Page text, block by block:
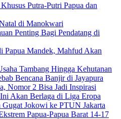
Putra-Putri Papua dan
di Manokwari
Penting Bagi Pendatang di
Papua Mandek, Mahfud Akan
Tambang Hingga Kehutanan
Bencana Banjir di Jayapura
Nomor 2 Bisa Jadi Inspirasi
Akan Berlaga di Liga Eropa
Gugat Jokowi ke PTUN Jakarta
Papua-Papua Barat 14-17